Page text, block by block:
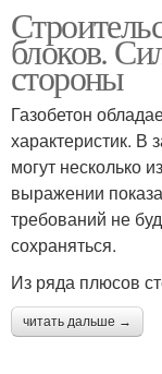
блоков.
стороны
Газобетон
характеристик. В
могут несколько
выражении
требований не
сохраняться.
Из ряда плюсов
читать дальше →